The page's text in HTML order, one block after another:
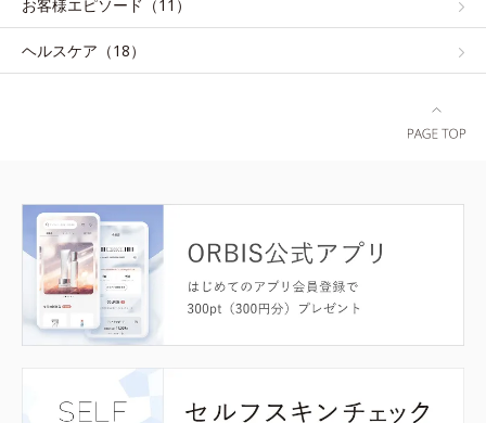
お客様エピソード（11）
ヘルスケア（18）